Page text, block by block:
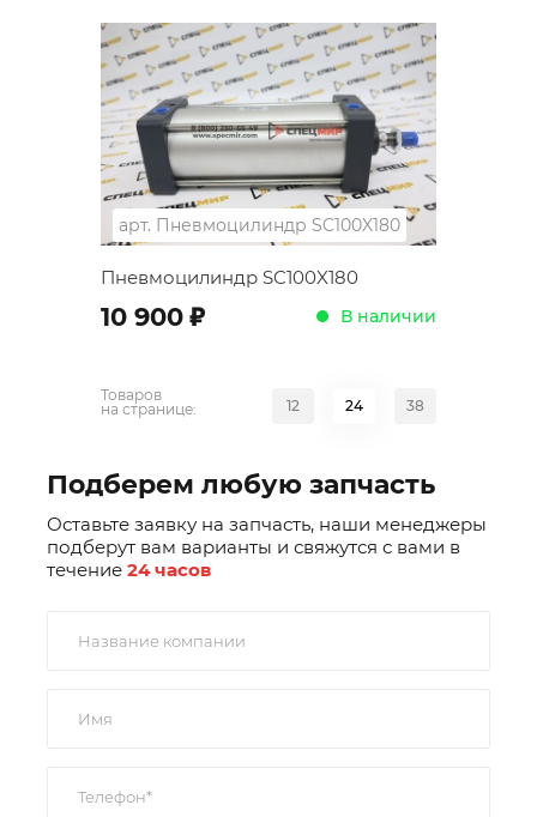
арт. Пневмоцилиндр SC100X180
Пневмоцилиндр SC100X180
10 900 ; В наличии
Товаров
на странице:
12 24 38
Подберем любую запчасть
Оставьте заявку на запчасть, наши менеджеры
подберут вам варианты и свяжутся с вами в
течение 24 часов